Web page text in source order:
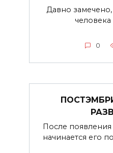
Давно
0
После появления
начинается его